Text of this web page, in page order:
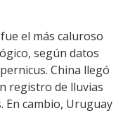
el más caluroso
según datos
China llegó
registro de lluvias
En cambio, Uruguay